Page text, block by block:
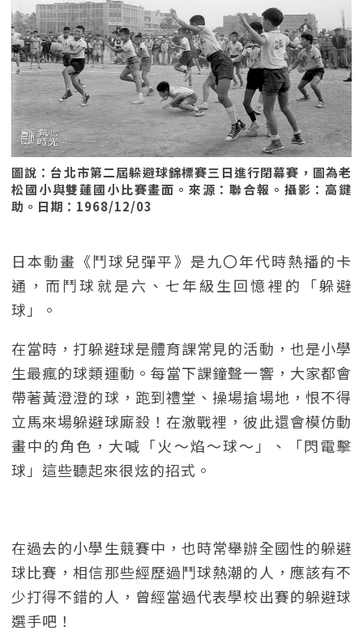
圖說：台北市第二屆躲避球錦標賽三日進行閉幕賽，圖為老
松國小與雙蓮國小比賽畫面。來源：聯合報。攝影：高鍵
助。日期：1968/12/03
日本動畫《鬥球兒彈平》是九〇年代時熱播的卡
通，而鬥球就是六、七年級生回憶裡的「躲避
球」。
在當時，打躲避球是體育課常見的活動，也是小學
生最瘋的球類運動。每當下課鐘聲一響，大家都會
帶著黃澄澄的球，跑到禮堂、操場搶場地，恨不得
立馬來場躲避球廝殺！在激戰裡，彼此還會模仿動
畫中的角色，大喊「火～焰～球～」、「閃電擊
球」這些聽起來很炫的招式。
在過去的小學生競賽中，也時常舉辦全國性的躲避
球比賽，相信那些經歷過鬥球熱潮的人，應該有不
少打得不錯的人，曾經當過代表學校出賽的躲避球
選手吧！